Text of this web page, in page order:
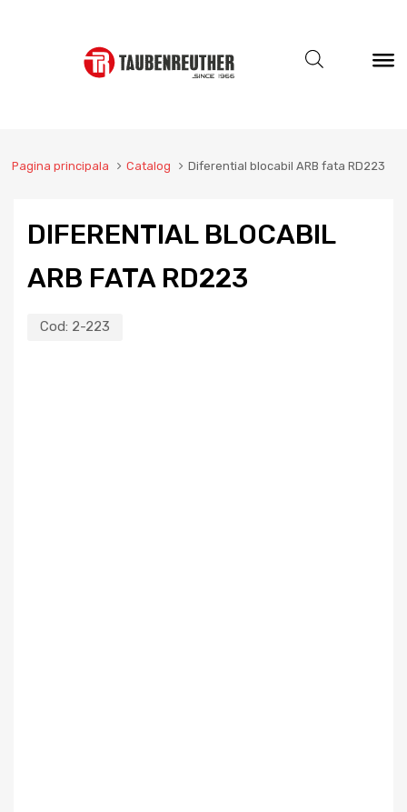
Pagina principala Catalog Diferential blocabil ARB fata RD223
DIFERENTIAL BLOCABIL
ARB FATA RD223
Cod: 2-223